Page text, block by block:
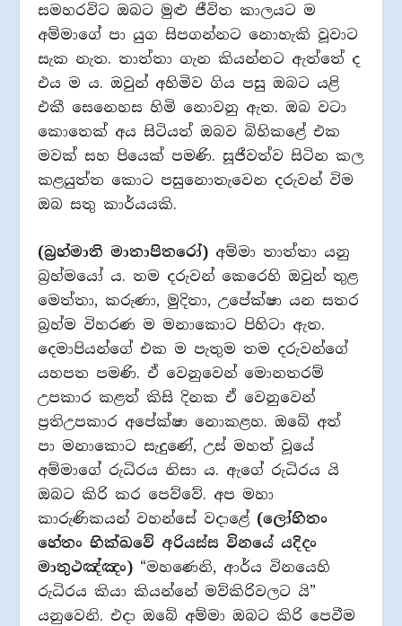
සමහරවිට ඔබට මුළු ජීවිත කාලයට ම
අම්මාගේ පා යුග සිපගන්නට නොහැකි වූවාට
සැක නැත. තාත්තා ගැන කියන්නට ඇත්තේ ද
එය ම ය. ඔවුන් අහිමිව ගිය පසු ඔබට යළි
එකී සෙනෙහස හිමි නොවනු ඇත. ඔබ වටා
කොතෙක් අය සිටියත් ඔබව බිහිකළේ එක
මවක් සහ පියෙක් පමණි. සූජීවත්ව සිටින කල
කළයුත්ත කොට පසුනොතැවෙන දරුවන් විම
ඔබ සතු කාර්යයකි.
(බ්‍රහ්මාති මාතාපිතරෝ) අම්මා තාත්තා යනු
බ්‍රහ්මයෝ ය. තම දරුවන් කෙරෙහි ඔවුන් තුළ
මෙත්තා, කරුණා, මුදිතා, උපේක්ෂා යන සතර
බ්‍රහ්ම විහරණ ම මනාකොට පිහිටා ඇත.
දෙමාපියන්ගේ එක ම පැතුම තම දරුවන්ගේ
යහපත පමණි. ඒ වෙනුවෙන් මොනතරම්
උපකාර කළත් කිසි දිනක ඒ වෙනුවෙන්
ප්‍රතිඋපකාර අපේක්ෂා නොකළහ. ඔබේ අත්
පා මනාකොට සැදුණේ, උස් මහත් වූයේ
අම්මාගේ රුධිරය නිසා ය. ඇගේ රුධිරය යි
ඔබට කිරි කර පෙව්වේ. අප මහා
කාරුණිකයන් වහන්සේ වදාළේ (ලෝහිතං
හේතං භික්ඛවේ අරියස්ස විනයේ යදිදං
මාතුථඤ්ඤං) “මහණෙනි, ආර්ය විනයෙහි
රුධිරය කියා කියන්නේ මව්කිරිවලට යි”
යනුවෙනි. එදා ඔබේ අම්මා ඔබට කිරි පෙවීම